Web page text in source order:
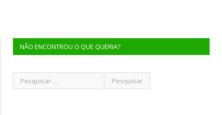
NÃO ENCONTROU O QUE QUERIA?